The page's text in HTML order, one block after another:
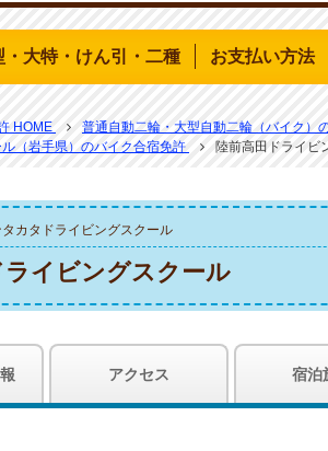
・大特・けん引・二種 お支払い方法
HOME
普通自動二輪・大型自動二輪（バイク）
（岩手県）のバイク合宿免許
陸前高田ドライビ
タカタドライビングスクール
ライビングスクール
アクセス 宿泊